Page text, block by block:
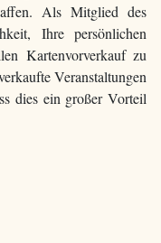
Als Mitglied des
Ihre persönlichen
Kartenvorverkauf zu
Veranstaltungen
dies ein großer Vorteil